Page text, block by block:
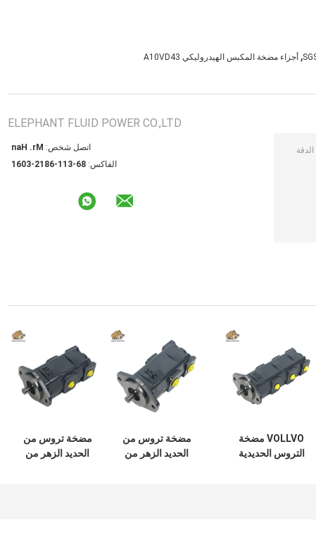
, أجزاء مضخة المكبس الهيدروليكي A10VD43
ELEPHANT FLUID POWER CO.,LTD
اتصل شخص: Mr. Han
الفاكس: 86-311-6812-3061
VOLLVO مضخة
التروس الحديدية
مضخة تروس من
الحديد الزهر من
مضخة تروس من
الحديد الزهر من